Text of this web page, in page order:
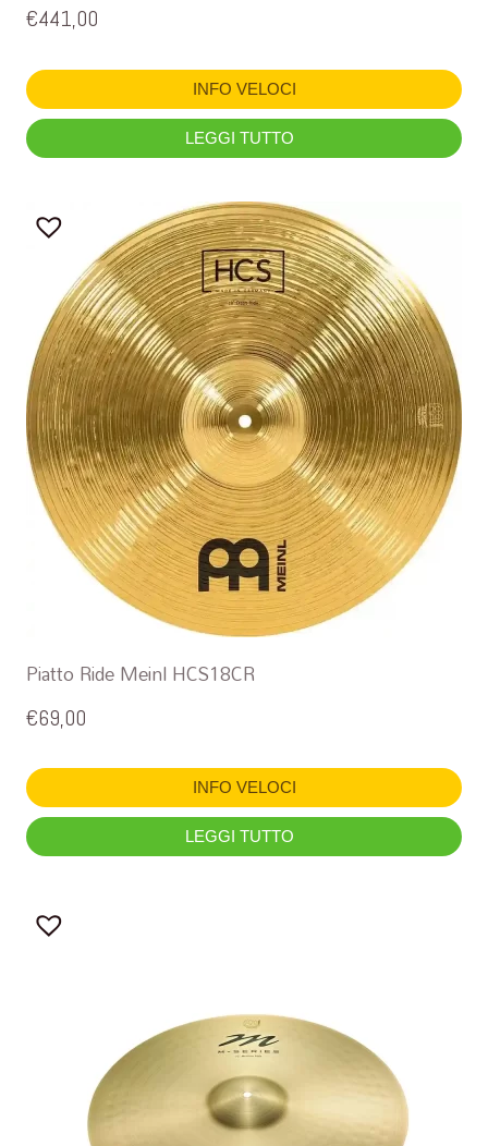
€441,00
INFO VELOCI
LEGGI TUTTO
Piatto Ride Meinl HCS18CR
€69,00
INFO VELOCI
LEGGI TUTTO